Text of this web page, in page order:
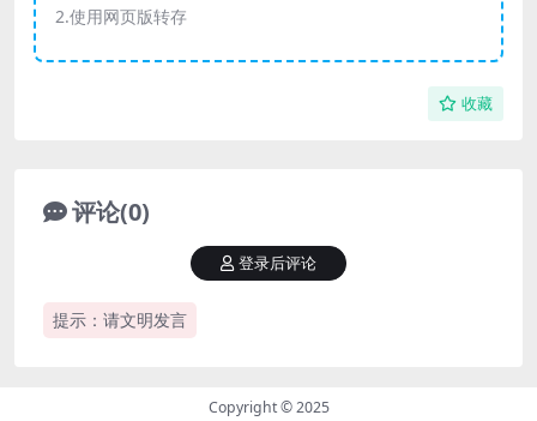
2.使用网页版转存
收藏
评论(0)
提示：请文明发言
登录后评论
Copyright © 2025